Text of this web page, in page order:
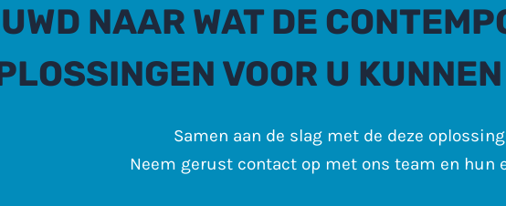
NAAR WAT DE
VOOR U
Samen aan de slag met de deze
Neem gerust contact op met ons team en hun